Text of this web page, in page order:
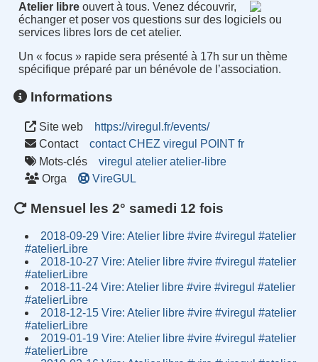
Atelier libreouvert à tous. Venez découvrir,
échanger et poser vos questions sur des logiciels ou
services libres lors de cet atelier.
Un « focus » rapide sera présenté à 17h sur un thème
spécifique préparé par un bénévole de l’association.
Informations
Site web
https://viregul.fr/events/
Contact
contact CHEZ viregul POINT fr
Mots-clés
viregul atelier atelier-libre
Orga
VireGUL
Mensuel les 2° samedi 12 fois
2018-09-29 Vire: Atelier libre #vire #viregul #atelier
#atelierLibre
2018-10-27 Vire: Atelier libre #vire #viregul #atelier
#atelierLibre
2018-11-24 Vire: Atelier libre #vire #viregul #atelier
#atelierLibre
2018-12-15 Vire: Atelier libre #vire #viregul #atelier
#atelierLibre
2019-01-19 Vire: Atelier libre #vire #viregul #atelier
#atelierLibre